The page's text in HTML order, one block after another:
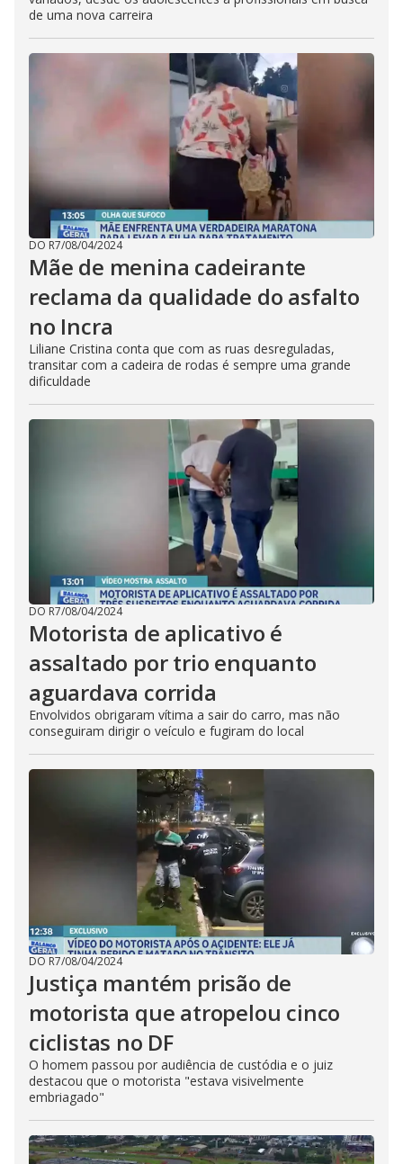
de uma nova carreira
DO R7/08/04/2024
Mãe de menina cadeirante
reclama da qualidade do asfalto
no Incra
Liliane Cristina conta que com as ruas desreguladas,
transitar com a cadeira de rodas é sempre uma grande
dificuldade
DO R7/08/04/2024
Motorista de aplicativo é
assaltado por trio enquanto
aguardava corrida
Envolvidos obrigaram vítima a sair do carro, mas não
conseguiram dirigir o veículo e fugiram do local
DO R7/08/04/2024
Justiça mantém prisão de
motorista que atropelou cinco
ciclistas no DF
O homem passou por audiência de custódia e o juiz
destacou que o motorista "estava visivelmente
embriagado"